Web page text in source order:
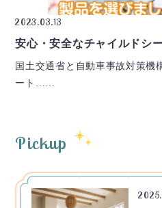
2023.03.13
安心・安全なチャイルドシ
国土交通省と自動車事故対策機
ート……
Pickup